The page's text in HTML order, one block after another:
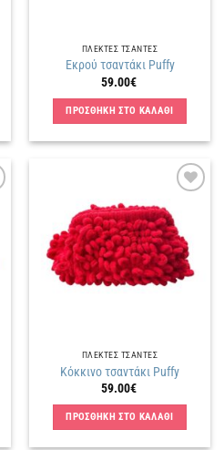
ΠΛΕΚΤΕΣ ΤΣΑΝΤΕΣ
Εκρού τσαντάκι Puffy
59.00€
ΠΡΟΣΘΗΚΗ ΣΤΟ ΚΑΛΑΘΙ
Πρόσθήκη
στην
λίστα
επιθυμιών
ΠΛΕΚΤΕΣ ΤΣΑΝΤΕΣ
Κόκκινο τσαντάκι Puffy
59.00€
ΠΡΟΣΘΗΚΗ ΣΤΟ ΚΑΛΑΘΙ